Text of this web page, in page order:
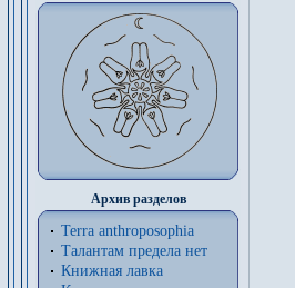
Архив разделов
Terra anthroposophia
Талантам предела нет
Книжная лавка